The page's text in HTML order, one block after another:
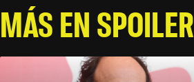
MÁS EN SPOILER